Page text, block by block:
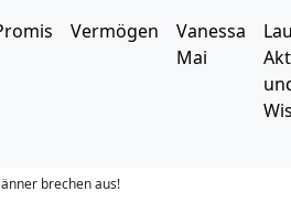
Vermögen
Vanessa
Mai
brechen aus!